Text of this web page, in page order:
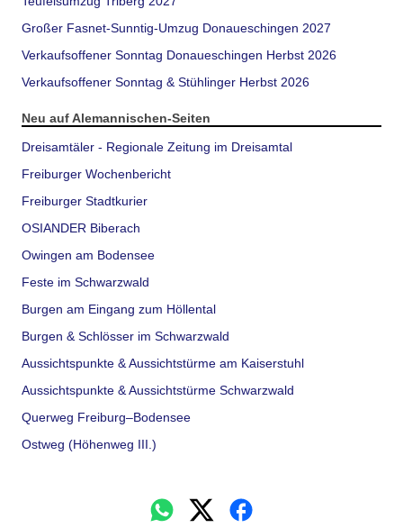
Großer Fasnet-Sunntig-Umzug Donaueschingen 2027
Verkaufsoffener Sonntag Donaueschingen Herbst 2026
Verkaufsoffener Sonntag & Stühlinger Herbst 2026
Neu auf Alemannischen-Seiten
Dreisamtäler - Regionale Zeitung im Dreisamtal
Freiburger Wochenbericht
Freiburger Stadtkurier
OSIANDER Biberach
Owingen am Bodensee
Feste im Schwarzwald
Burgen am Eingang zum Höllental
Burgen & Schlösser im Schwarzwald
Aussichtspunkte & Aussichtstürme am Kaiserstuhl
Aussichtspunkte & Aussichtstürme Schwarzwald
Querweg Freiburg–Bodensee
Ostweg (Höhenweg III.)